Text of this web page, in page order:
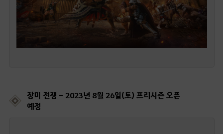
장미 전쟁 - 2023년 8월 26일(토) 프리시즌 오픈
예정